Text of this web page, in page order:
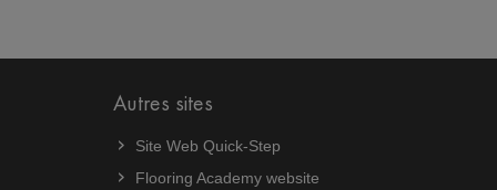
Autres sites
Site Web Quick-Step
Flooring Academy website